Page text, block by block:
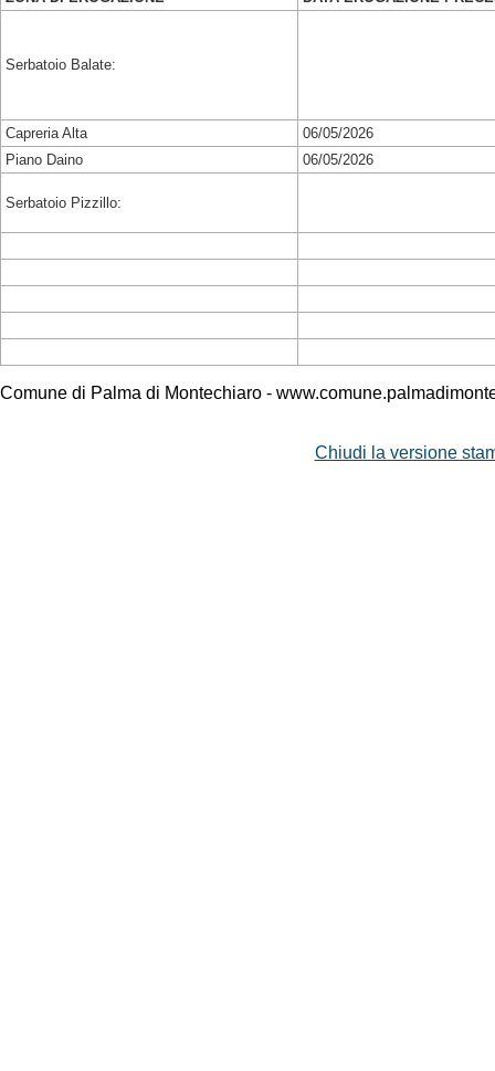
Serbatoio Balate:
Capreria Alta
06/05/2026
Piano Daino
06/05/2026
Serbatoio Pizzillo:
Comune di Palma di Montechiaro -
Chiudi la versione